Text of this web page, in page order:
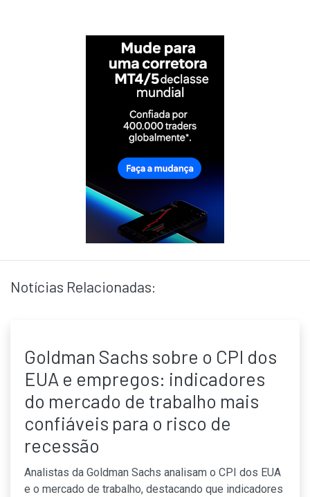
Notícias Relacionadas:
Goldman Sachs sobre o CPI dos
EUA e empregos: indicadores
do mercado de trabalho mais
confiáveis para o risco de
recessão
Analistas da Goldman Sachs analisam o CPI dos EUA
e o mercado de trabalho, destacando que indicadores